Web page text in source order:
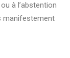
à l’abstention
manifestement